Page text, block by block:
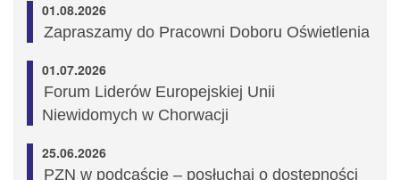
01.08.2026
Zapraszamy do Pracowni Doboru Oświetlenia
01.07.2026
Forum Liderów Europejskiej Unii
Niewidomych w Chorwacji
25.06.2026
PZN w podcaście – posłuchaj o dostępności